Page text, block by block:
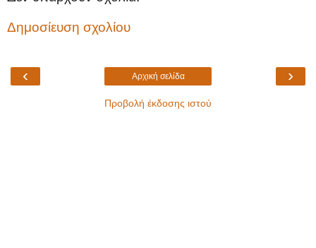
Δημοσίευση σχολίου
‹ ›
Αρχική σελίδα
Προβολή έκδοσης ιστού